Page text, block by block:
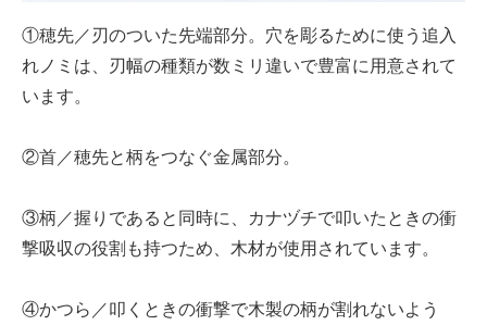
①穂先／刃のついた先端部分。穴を彫るために使う追入
れノミは、刃幅の種類が数ミリ違いで豊富に用意されて
います。
②首／穂先と柄をつなぐ金属部分。
③柄／握りであると同時に、カナヅチで叩いたときの衝
撃吸収の役割も持つため、木材が使用されています。
④かつら／叩くときの衝撃で木製の柄が割れないよう